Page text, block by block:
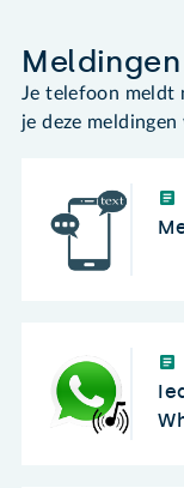
Meldingen
Je telefoon meldt
je deze